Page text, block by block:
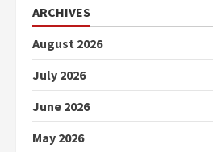
ARCHIVES
August 2026
July 2026
June 2026
May 2026